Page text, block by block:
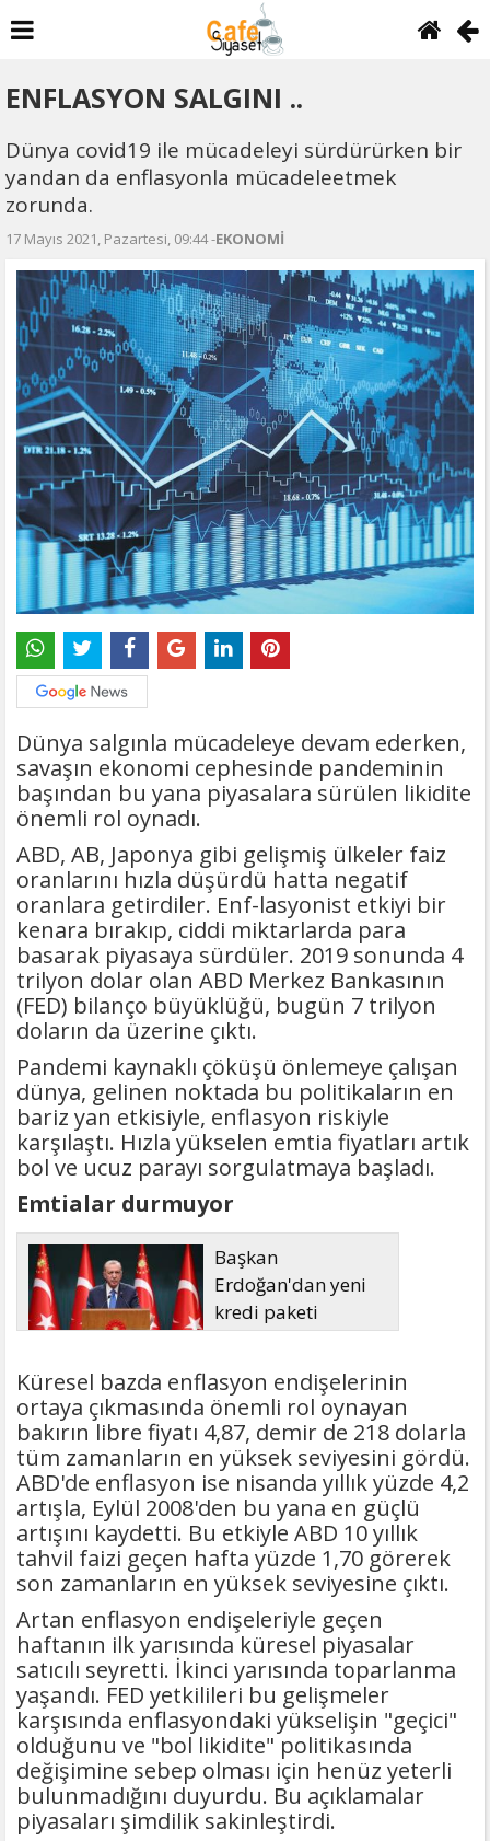
ENFLASYON SALGINI ..
Dünya covid19 ile mücadeleyi sürdürürken bir
yandan da enflasyonla mücadeleetmek
zorunda.
17 Mayıs 2021, Pazartesi, 09:44 -EKONOMİ
Dünya salgınla mücadeleye devam ederken,
savaşın ekonomi cephesinde pandeminin
başından bu yana piyasalara sürülen likidite
önemli rol oynadı.
ABD, AB, Japonya gibi gelişmiş ülkeler faiz
oranlarını hızla düşürdü hatta negatif
oranlara getirdiler. Enf-lasyonist etkiyi bir
kenara bırakıp, ciddi miktarlarda para
basarak piyasaya sürdüler. 2019 sonunda 4
trilyon dolar olan ABD Merkez Bankasının
(FED) bilanço büyüklüğü, bugün 7 trilyon
doların da üzerine çıktı.
Pandemi kaynaklı çöküşü önlemeye çalışan
dünya, gelinen noktada bu politikaların en
bariz yan etkisiyle, enflasyon riskiyle
karşılaştı. Hızla yükselen emtia fiyatları artık
bol ve ucuz parayı sorgulatmaya başladı.
Emtialar durmuyor
Başkan
Erdoğan'dan yeni
kredi paketi
müjdesi: 6 ay geri
ödemesiz, 36 ay vadeli
Küresel bazda enflasyon endişelerinin
ortaya çıkmasında önemli rol oynayan
bakırın libre fiyatı 4,87, demir de 218 dolarla
tüm zamanların en yüksek seviyesini gördü.
ABD'de enflasyon ise nisanda yıllık yüzde 4,2
artışla, Eylül 2008'den bu yana en güçlü
artışını kaydetti. Bu etkiyle ABD 10 yıllık
tahvil faizi geçen hafta yüzde 1,70 görerek
son zamanların en yüksek seviyesine çıktı.
Artan enflasyon endişeleriyle geçen
haftanın ilk yarısında küresel piyasalar
satıcılı seyretti. İkinci yarısında toparlanma
yaşandı. FED yetkilileri bu gelişmeler
karşısında enflasyondaki yükselişin "geçici"
olduğunu ve "bol likidite" politikasında
değişimine sebep olması için henüz yeterli
bulunmadığını duyurdu. Bu açıklamalar
piyasaları şimdilik sakinleştirdi.